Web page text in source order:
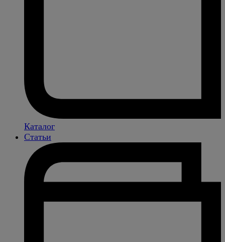
Каталог
Статьи